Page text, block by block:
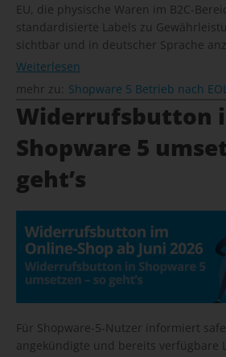
EU, die physische Waren im B2C-
standardisierte Labels zu
sichtbar und in deutscher Sprache
Weiterlesen
mehr zu: Shopware 5 Betrieb nach EOL
Widerrufsbutton
Shopware 5
geht’s
Für Shopware-5-Nutzer informiert
angekündigte und bereits verfügbare